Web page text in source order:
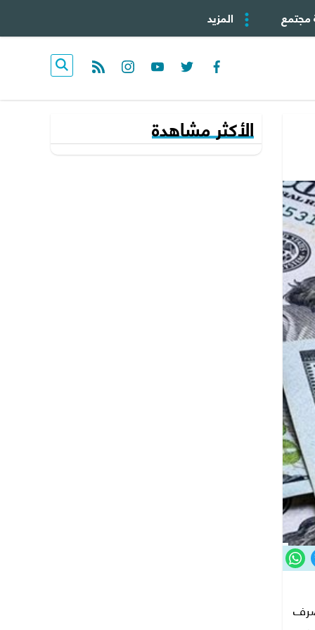
مجتمع المزيد
facebook
twitter
youtube
instagram
rss feed
صرف
الأكثر مشاهدة